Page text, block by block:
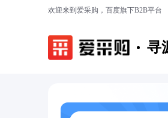
欢迎来到爱采购，百度旗下B2B平台
寻